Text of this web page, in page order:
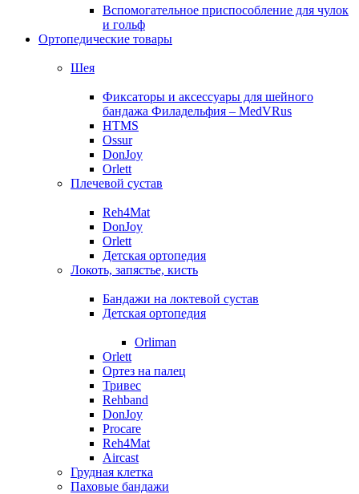
Вспомогательное приспособление для чулок
и гольф
Ортопедические товары
Шея
Фиксаторы и аксессуары для шейного
бандажа Филадельфия – MedVRus
HTMS
Ossur
DonJoy
Orlett
Плечевой сустав
Reh4Mat
DonJoy
Orlett
Детская ортопедия
Локоть, запястье, кисть
Бандажи на локтевой сустав
Детская ортопедия
Orliman
Orlett
Ортез на палец
Тривес
Rehband
DonJoy
Procare
Reh4Mat
Aircast
Грудная клетка
Паховые бандажи